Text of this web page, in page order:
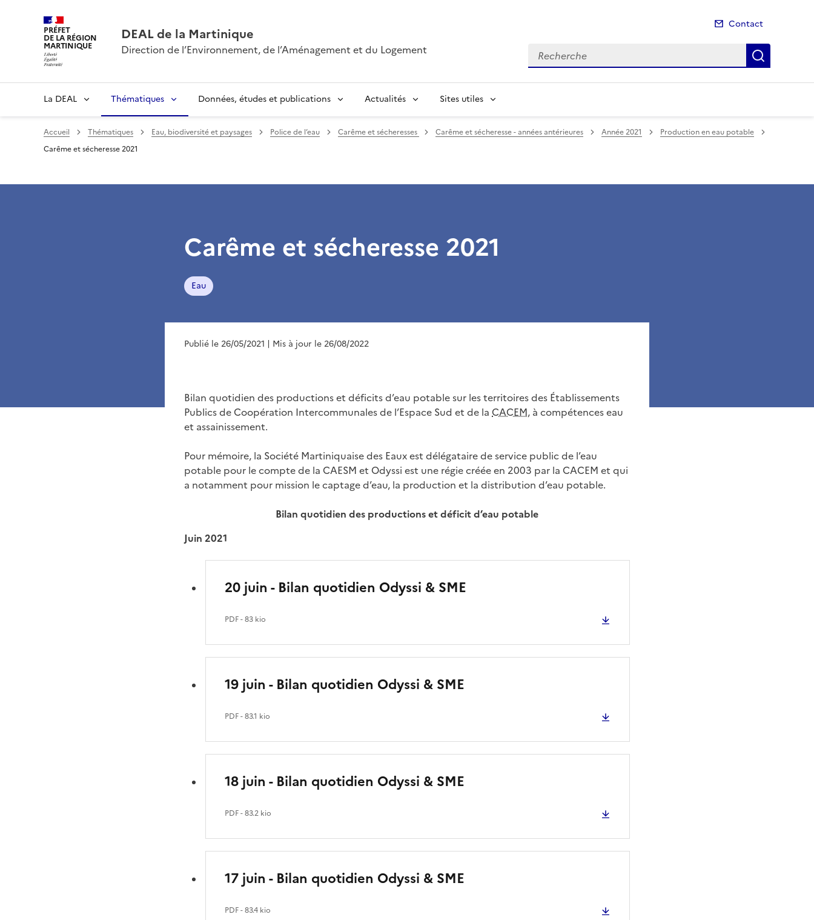
PRÉFET
DE LA RÉGION
MARTINIQUE
DEAL de la Martinique
Direction de l’Environnement, de l’Aménagement et du Logement
Contact
Recherche
La DEAL Thématiques Données, études et publications Actualités Sites utiles
Accueil Thématiques Eau, biodiversité et paysages Police de l’eau Carême et sécheresses Carême et sécheresse - années antérieures Année 2021
Production en eau potable
Carême et sécheresse 2021
Carême et sécheresse 2021
Eau
Publié le 26/05/2021 | Mis à jour le 26/08/2022
Bilan quotidien des productions et déficits d’eau potable sur les territoires des Établissements
Publics de Coopération Intercommunales de l’Espace Sud et de la CACEM, à compétences eau
et assainissement.
Pour mémoire, la Société Martiniquaise des Eaux est délégataire de service public de l’eau
potable pour le compte de la CAESM et Odyssi est une régie créée en 2003 par la CACEM et qui
a notamment pour mission le captage d’eau, la production et la distribution d’eau potable.
Bilan quotidien des productions et déficit d’eau potable
Juin 2021
20 juin - Bilan quotidien Odyssi & SME
PDF- 83 kio
19 juin - Bilan quotidien Odyssi & SME
PDF- 83.1 kio
18 juin - Bilan quotidien Odyssi & SME
PDF- 83.2 kio
17 juin - Bilan quotidien Odyssi & SME
PDF- 83.4 kio